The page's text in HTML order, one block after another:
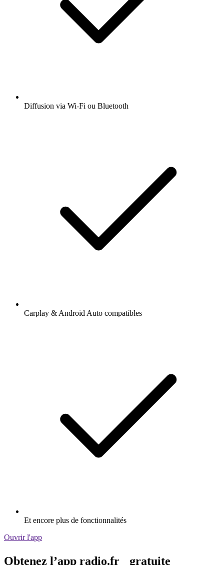
Diffusion via Wi-Fi ou Bluetooth
Carplay & Android Auto compatibles
Et encore plus de fonctionnalités
Ouvrir l'app
Obtenez l’app radio.fr gratuite